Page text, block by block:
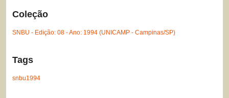
Coleção
SNBU - Edição: 08 - Ano: 1994 (UNICAMP - Campinas/SP)
Tags
snbu1994